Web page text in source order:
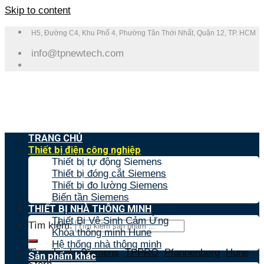
Skip to content
H5, Đường C4, Khu Phố 4, Phường Tân Thới Nhất, Quận 12, TP. HCM
info@tpnewtech.com
Tìm kiếm:
Tìm nhanh:Siemens,TPPRO,Pfannenberg,Hune,
TRANG CHỦ
Thiết bị điện công nghiệp
Thiết bị tự động Siemens
Thiết bị đóng cắt Siemens
Thiết bị đo lường Siemens
Biến tần Siemens
THIẾT BỊ NHÀ THÔNG MINH
Thiết Bị Vệ Sinh Cảm Ứng
Khóa thông minh Hune
Hệ thống nhà thông minh
Sản phẩm khác